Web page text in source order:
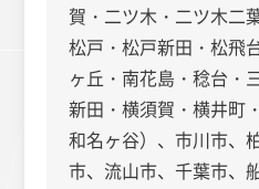
賀・二ツ木・二ツ木二
松戸・松戸新田・松飛
ヶ丘・南花島・稔台・
新田・横須賀・横井町
和名ヶ谷）、市川市、
市、流山市、千葉市、